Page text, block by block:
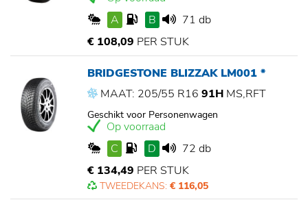
A
B
71 db
€ 108,09 PER STUK
BRIDGESTONE BLIZZAK LM001 *
MAAT: 205/55 R16 91H MS,RFT
Geschikt voor Personenwagen
Op voorraad
C
D
72 db
€ 134,49 PER STUK
TWEEDEKANS: € 116,05